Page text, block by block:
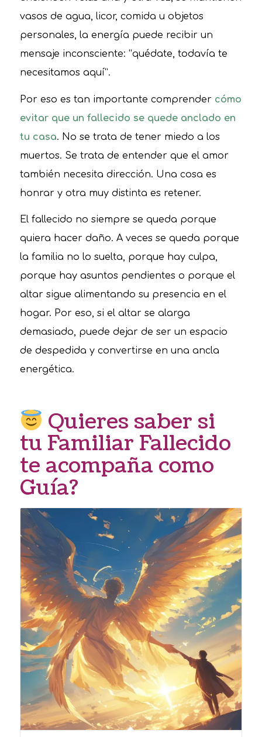
vasos de agua, licor, comida u objetos
personales, la energía puede recibir un
mensaje inconsciente: “quédate, todavía te
necesitamos aquí”.
Por eso es tan importante comprender cómo
evitar que un fallecido se quede anclado en
tu casa. No se trata de tener miedo a los
muertos. Se trata de entender que el amor
también necesita dirección. Una cosa es
honrar y otra muy distinta es retener.
El fallecido no siempre se queda porque
quiera hacer daño. A veces se queda porque
la familia no lo suelta, porque hay culpa,
porque hay asuntos pendientes o porque el
altar sigue alimentando su presencia en el
hogar. Por eso, si el altar se alarga
demasiado, puede dejar de ser un espacio
de despedida y convertirse en una ancla
energética.
Quieres saber si
tu Familiar Fallecido
te acompaña como
Guía?